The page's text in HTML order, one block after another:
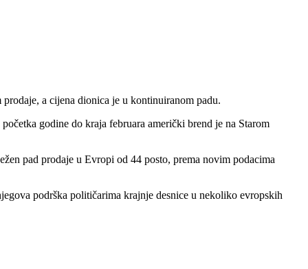
a cijena dionica je u kontinuiranom padu.
godine do kraja februara američki brend je na Starom
pad prodaje u Evropi od 44 posto, prema novim podacima
podrška političarima krajnje desnice u nekoliko evropskih